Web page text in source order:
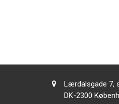
Adresse:
Lærdalsgade 7,
Adresse:
DK-2300